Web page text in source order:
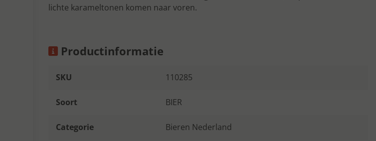
lichte karameltonen komen naar voren.
Productinformatie
SKU 110285
Soort BIER
Categorie Bieren Nederland